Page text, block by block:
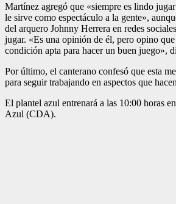
Martínez agregó que «siempre es lindo
le sirve como espectáculo a la gente»,
del arquero Johnny Herrera en redes
jugar. «Es una opinión de él, pero opino
condición apta para hacer un buen juego»,
Por último, el canterano confesó que esta
para seguir trabajando en aspectos que
El plantel azul entrenará a las 10:00 horas
Azul (CDA).